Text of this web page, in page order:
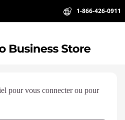
1-866-426-0911
pour vous connecter ou pour